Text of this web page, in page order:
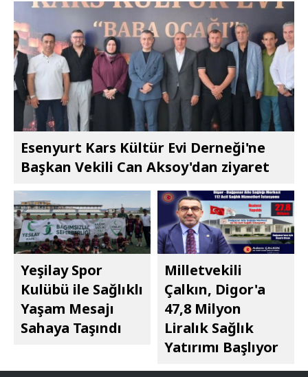
Esenyurt Kars Kültür Evi Derneği'ne
Başkan Vekili Can Aksoy'dan ziyaret
Yeşilay Spor
Kulübü ile Sağlıklı
Yaşam Mesajı
Sahaya Taşındı
Milletvekili
Çalkın, Digor'a
47,8 Milyon
Liralık Sağlık
Yatırımı Başlıyor